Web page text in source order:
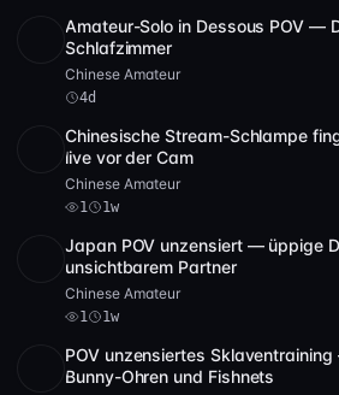
Full HD
Amateur-Solo in Dessous POV —
Schlafzimmer
Chinese Amateur
4d
54:04
Chinesische Stream-Schlampe
live vor der Cam
Chinese Amateur
1 1w
2:24:25
Japan POV unzensiert — üppige
unsichtbarem Partner
Chinese Amateur
1 1w
POV unzensiertes
Bunny-Ohren und Fishnets